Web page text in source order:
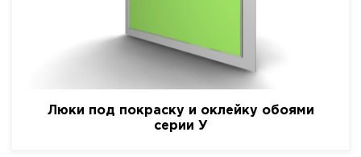
Люки под покраску и оклейку обоями
серии У